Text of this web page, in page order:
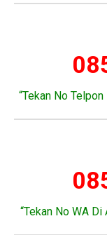
“Tekan No
“Tekan No WA